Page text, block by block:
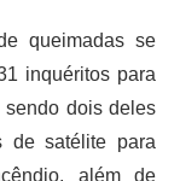
queimadas se
inquéritos para
sendo dois deles
de satélite para
além de